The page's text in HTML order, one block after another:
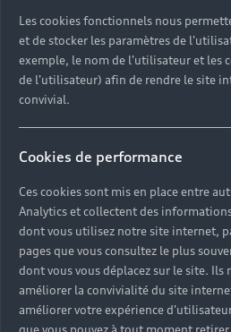
Les cookies fonctionnels nous
et de stocker les paramètres de
exemple, le nom de l'utilisateur et les
de l'utilisateur) afin de rendre le site
convivial.
Cookies de performance
Ces cookies sont mis en place entre
Analytics et collectent des
dont vous utilisez notre site internet,
pages que vous consultez le plus
dont vous vous déplacez sur le site. Ils
améliorer la convivialité du site
améliorer votre expérience
Accédez à toute
différentes gammes aux
et aux finitions haut de